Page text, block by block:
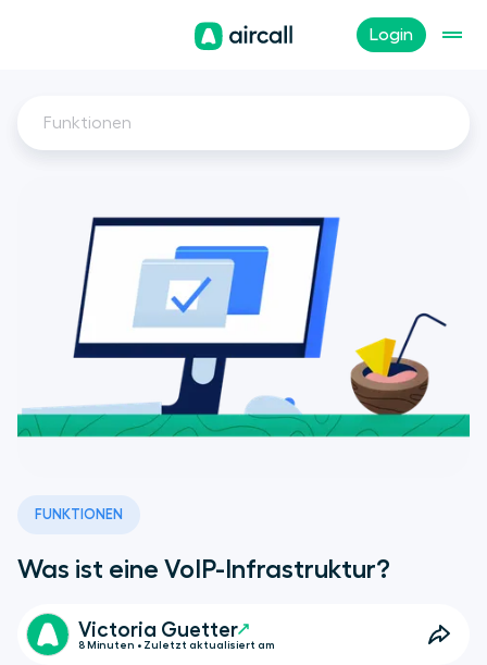
Login
Funktionen
FUNKTIONEN
Was ist eine VoIP-Infrastruktur?
Victoria Guetter
8 Minuten • Zuletzt aktualisiert am